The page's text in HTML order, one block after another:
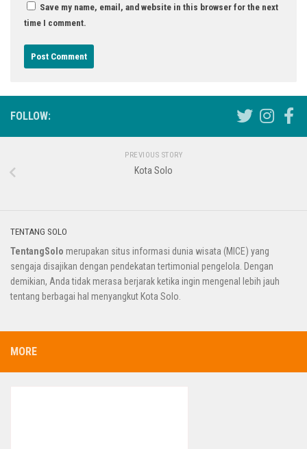
Save my name, email, and website in this browser for the next
time I comment.
FOLLOW:
PREVIOUS STORY
Kota Solo
TENTANG SOLO
TentangSolo merupakan situs informasi dunia wisata (MICE) yang
sengaja disajikan dengan pendekatan tertimonial pengelola. Dengan
demikian, Anda tidak merasa berjarak ketika ingin mengenal lebih jauh
tentang berbagai hal menyangkut Kota Solo.
MORE